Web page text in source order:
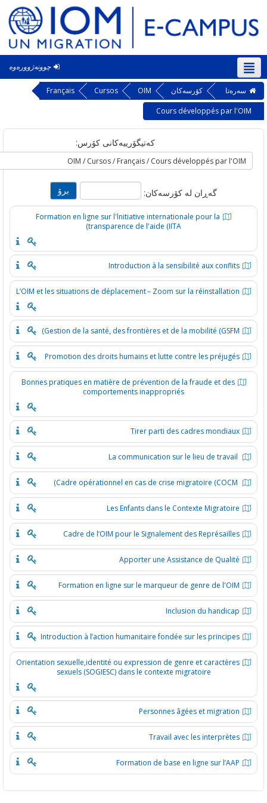
چوونەژوورەوە
کۆرسەکان OIM
Cursos
Français
Cours développés par
کەتیگۆرییەکانی کۆرس:
گه‌ڕان له‌ کۆرسه‌کان:
Formation en ligne sur l'lnitiative internationale pour la
transparence de l'aide (IITA)
Introduction à la sensibilité aux
L’OIM et les situations de déplacement – Zoom sur la
Gestion de la santé, des frontières et de la mobilité
Promotion des droits humains et lutte contre les
Bonnes pratiques en matière de prévention de la fraude et des
comportements inappropriés
Tirer parti des cadres
Les Enfants dans le Contexte
Cadre de l’OIM pour le Signalement des
Apporter une Assistance de
Formation en ligne sur le marqueur de genre de
Inclusion du
Introduction à l’action humanitaire fondée sur les
Orientation sexuelle,identité ou expression de genre et
sexuels (SOGIESC) dans le contexte migratoire
Personnes âgées et
Travail avec les
Formation de base en ligne sur